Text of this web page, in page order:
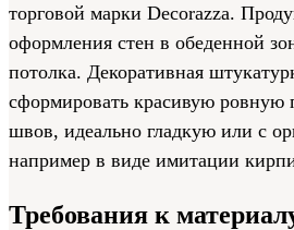
торговой марки Decorazza.
оформления стен в обеденной
потолка. Декоративная
сформировать красивую ровную
швов, идеально гладкую или с
например в виде имитации
Требования к